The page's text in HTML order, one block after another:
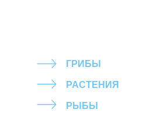
ГРИБЫ
РАСТЕНИЯ
РЫБЫ